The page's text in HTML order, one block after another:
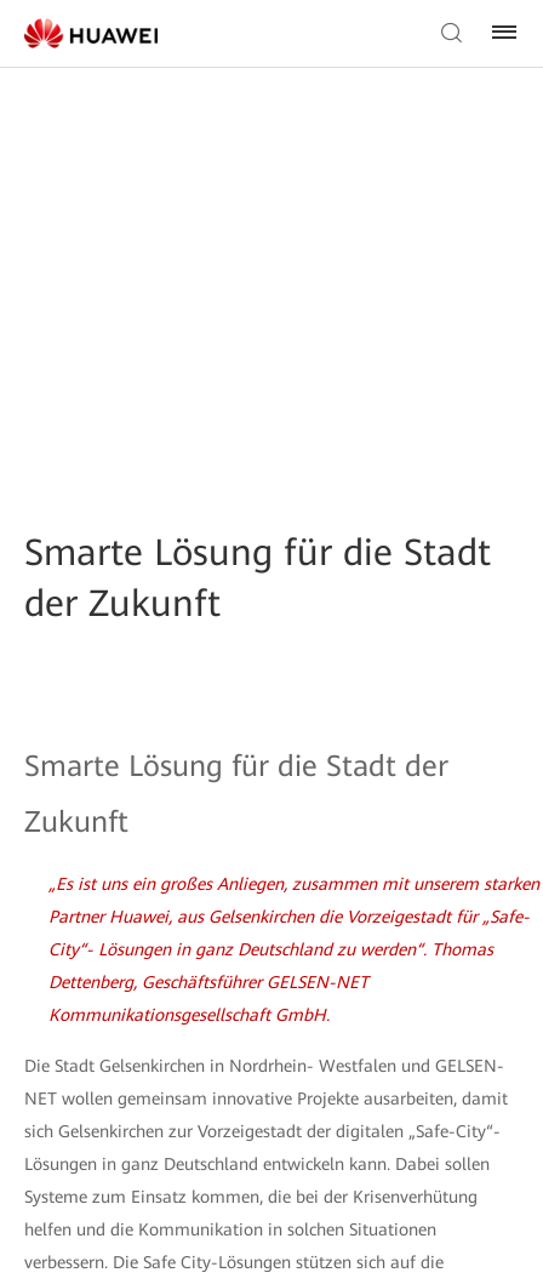
Smarte Lösung für die Stadt
der Zukunft
Smarte Lösung für die Stadt der
Zukunft
„Es ist uns ein großes Anliegen, zusammen mit unserem starken
Partner Huawei, aus Gelsenkirchen die Vorzeigestadt für „Safe-
City“- Lösungen in ganz Deutschland zu werden“. Thomas
Dettenberg, Geschäftsführer GELSEN-NET
Kommunikationsgesellschaft GmbH.
Die Stadt Gelsenkirchen in Nordrhein- Westfalen und GELSEN-
NET wollen gemeinsam innovative Projekte ausarbeiten, damit
sich Gelsenkirchen zur Vorzeigestadt der digitalen „Safe-City“-
Lösungen in ganz Deutschland entwickeln kann. Dabei sollen
Systeme zum Einsatz kommen, die bei der Krisenverhütung
helfen und die Kommunikation in solchen Situationen
verbessern. Die Safe City-Lösungen stützen sich auf die